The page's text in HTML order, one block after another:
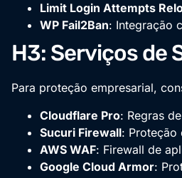
Limit Login Attempts
WP Fail2Ban: Integração
H3: Serviços de
Para proteção empresarial,
Cloudflare Pro: Regras
Sucuri Firewall: Proteção
AWS WAF: Firewall de
Google Cloud Armor: